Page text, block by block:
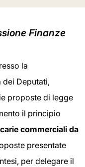
Finanze
la
dei Deputati,
proposte di legge
il principio
commerciali da
presentate
per delegare il